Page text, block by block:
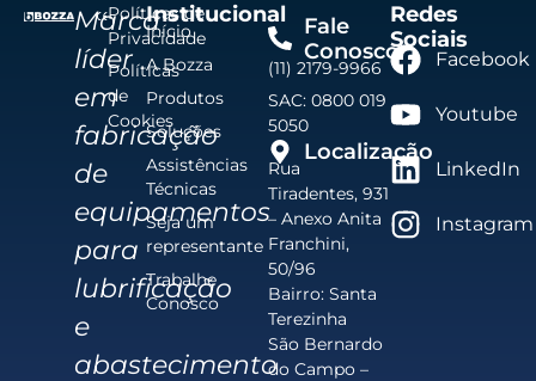
Marca
líder
em
fabricação
de
equipamentos
para
lubrificação
e
abastecimento
Políticas de
Privacidade
Políticas
de
Cookies
Institucional
Início
A Bozza
Produtos
Soluções
Assistências
Técnicas
Seja um
representante
Trabalhe
Conosco
Localização
Rua
Tiradentes, 931
– Anexo Anita
Franchini,
50/96
Bairro: Santa
Terezinha
São Bernardo
do Campo –
Fale
Conosco
(11) 2179-9966
SAC: 0800 019
5050
Redes
Sociais
Facebook
Youtube
LinkedIn
Instagram